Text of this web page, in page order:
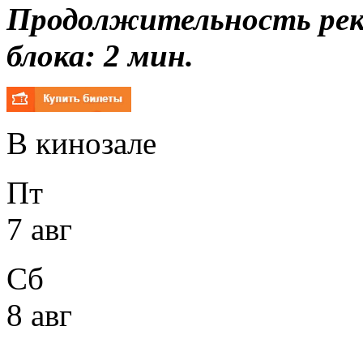
Продолжительность
блока: 2 мин.
В кинозале
Пт
7 авг
Сб
8 авг